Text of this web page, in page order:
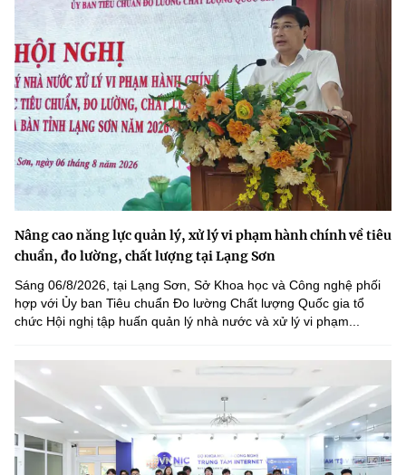
Nâng cao năng lực quản lý, xử lý vi phạm hành chính về tiêu
chuẩn, đo lường, chất lượng tại Lạng Sơn
Sáng 06/8/2026, tại Lạng Sơn, Sở Khoa học và Công nghệ phối
hợp với Ủy ban Tiêu chuẩn Đo lường Chất lượng Quốc gia tổ
chức Hội nghị tập huấn quản lý nhà nước và xử lý vi phạm...